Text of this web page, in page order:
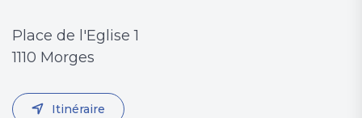
Place de l'Eglise 1
1110 Morges
Itinéraire